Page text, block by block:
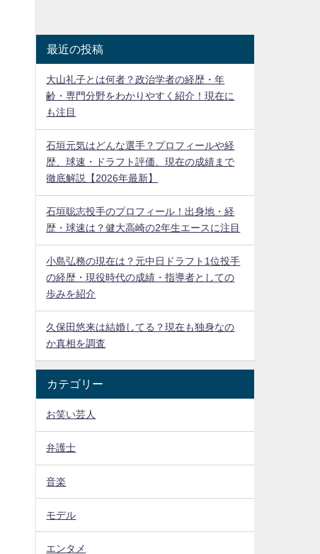
最近の投稿
大山礼子とは何者？政治学者の経歴・年
齢・専門分野をわかりやすく紹介！現在に
も注目
石垣元気はどんな選手？プロフィールや経
歴、球速・ドラフト評価、現在の成績まで
徹底解説【2026年最新】
石垣聡志投手のプロフィール！出身地・経
歴・球速は？健大高崎の2年生エースに注目
小島弘務の現在は？元中日ドラフト1位投手
の経歴・現役時代の成績・指導者としての
歩みを紹介
久保田悠来は結婚してる？現在も独身なの
か真相を調査
カテゴリー
お笑い芸人
弁護士
音楽
モデル
エンタメ